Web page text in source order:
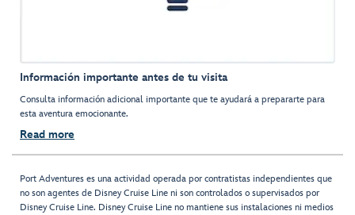
Información importante antes de tu visita
Consulta información adicional importante que te ayudará a prepararte para
esta aventura emocionante.
Read more
Port Adventures es una actividad operada por contratistas independientes que
no son agentes de Disney Cruise Line ni son controlados o supervisados por
Disney Cruise Line. Disney Cruise Line no mantiene sus instalaciones ni medios